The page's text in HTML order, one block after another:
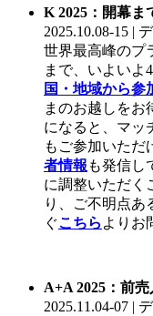
K 2025：開幕ま
2025.10.08-15 |
世界最高峰のプ
まで、いよいよ
国・地域から参
まのお越しをお
になると、マッ
もご参加いただ
者情報 も発信し
に調整いただく
り、ご不明点あ
ぐこちら よりお
A+A 2025：前
2025.11.04-07 |